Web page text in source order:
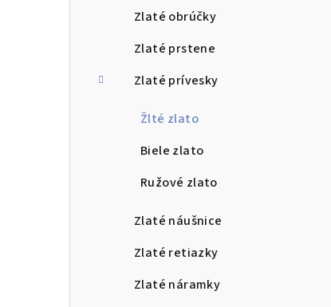
Zlaté obrúčky
Zlaté prstene
Zlaté prívesky
Žlté zlato
Biele zlato
Ružové zlato
Zlaté náušnice
Zlaté retiazky
Zlaté náramky